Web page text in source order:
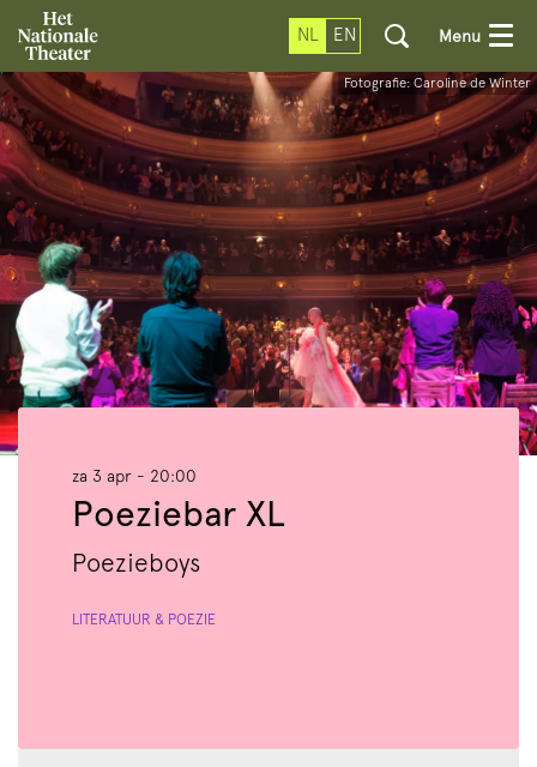
NL EN Menu
Fotografie: Caroline de Winter
Poeziebar XL
Poezieboys
za 3 apr - 20:00
LITERATUUR & POËZIE